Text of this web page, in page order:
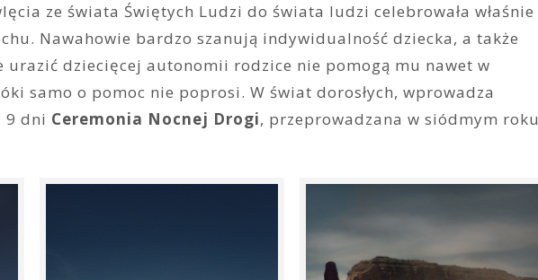
ze świata Świętych Ludzi do świata ludzi celebrowała właśnie
Nawahowie bardzo szanują indywidualność dziecka, a także
urazić dziecięcej autonomii rodzice nie pomogą mu nawet w
samo o pomoc nie poprosi. W świat dorosłych, wprowadza
9 dni Ceremonia Nocnej Drogi, przeprowadzana w siódmym roku